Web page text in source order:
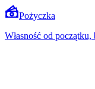
Pożyczka
Własność od